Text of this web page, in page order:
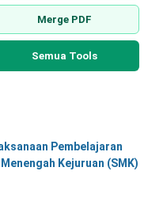
Merge PDF
Semua Tools
Pembelajaran
Kejuruan (SMK)